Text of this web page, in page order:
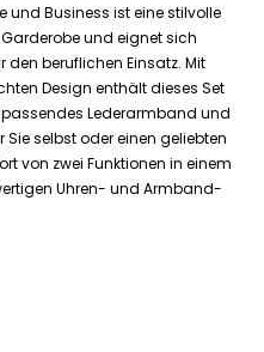
Business ist eine stilvolle
und eignet sich
beruflichen Einsatz. Mit
Design enthält dieses Set
passendes Lederarmband und
selbst oder einen geliebten
von zwei Funktionen in einem
Uhren- und Armband-